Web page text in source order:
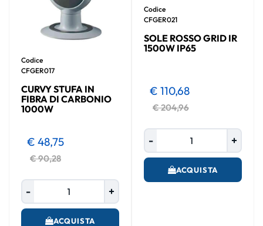
Codice
CFGER017
CURVY STUFA IN
FIBRA DI CARBONIO
1000W
€ 90,28
€ 48,75
ACQUISTA
Codice
CFGER021
SOLE ROSSO GRID IR
1500W IP65
€ 204,96
€ 110,68
ACQUISTA